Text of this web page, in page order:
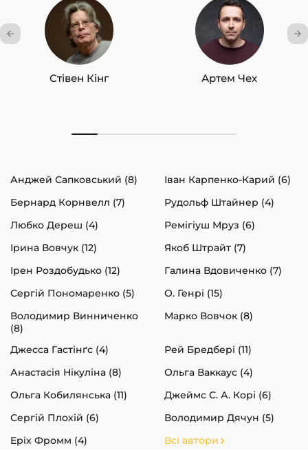
Стівен Кінг Артем Чех
Анджей Сапковський (8)
Іван Карпенко-Карий (6)
Бернард Корнвелл (7)
Рудольф Штайнер (4)
Любко Дереш (4)
Ремігіуш Мруз (6)
Ірина Вовчук (12)
Якоб Штрайт (7)
Ірен Роздобудько (12)
Галина Вдовиченко (7)
Сергій Пономаренко (5)
О. Генрі (15)
Володимир Винниченко
(8)
Марко Вовчок (8)
Джесса Гастінґс (4)
Рей Бредбері (11)
Анастасія Нікуліна (8)
Ольга Ваккаус (4)
Ольга Кобилянська (11)
Джеймс С. А. Корі (6)
Сергій Плохій (6)
Володимир Дячун (5)
Еріх Фромм (4)
Всі автори